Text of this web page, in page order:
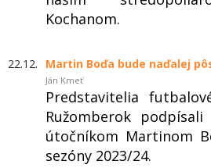
Kochanom.
22.12. Martin Boďa bude naďalej
Ján Kmeť
Predstavitelia
Ružomberok
útočníkom Martinom
sezóny 2023/24.